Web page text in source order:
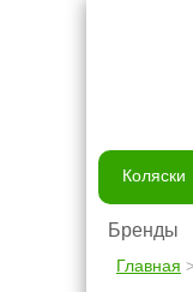
Коляски
Бренды
Главная